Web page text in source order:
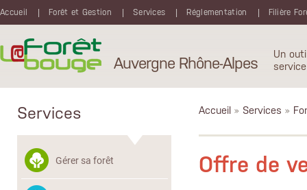
Accueil
Forêt et Gestion Services Réglementation Filière
Auvergne Rhône-Alpes
Un
Services
Gérer sa forêt
Accueil » Services »
Offre de